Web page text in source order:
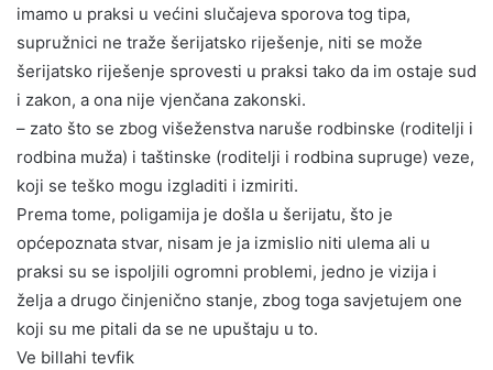
imamo u praksi u većini slučajeva sporova tog tipa,
supružnici ne traže šerijatsko riješenje, niti se može
šerijatsko riješenje sprovesti u praksi tako da im ostaje sud
i zakon, a ona nije vjenčana zakonski.
– zato što se zbog višeženstva naruše rodbinske (roditelji i
rodbina muža) i taštinske (roditelji i rodbina supruge) veze,
koji se teško mogu izgladiti i izmiriti.
Prema tome, poligamija je došla u šerijatu, što je
općepoznata stvar, nisam je ja izmislio niti ulema ali u
praksi su se ispoljili ogromni problemi, jedno je vizija i
želja a drugo činjenično stanje, zbog toga savjetujem one
koji su me pitali da se ne upuštaju u to.
Ve billahi tevfik